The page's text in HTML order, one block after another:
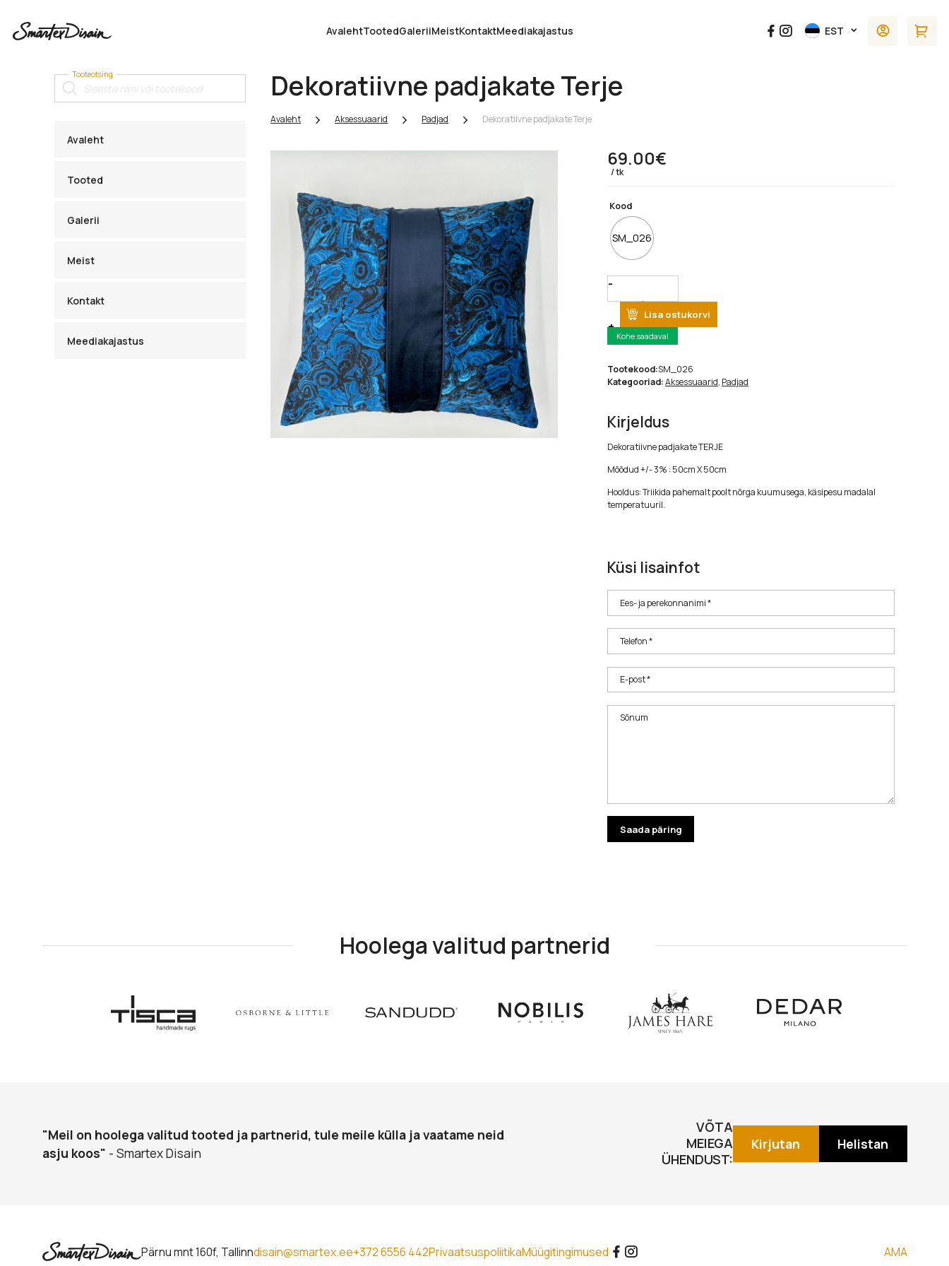
AvalehtTootedGaleriiMeistKontaktMeediakajastus EST
Tooteotsing
Products
search
Avaleht
Tooted
Galerii
Meist
Kontakt
Meediakajastus
Dekoratiivne padjakate Terje
Avaleht Aksessuaarid Padjad Dekoratiivne padjakate Terje
69.00€
tk
Kood
SM_026
Quantity
Lisa ostukorvi
Kohe saadaval
Tootekood:SM_026
Kategooriad:Aksessuaarid, Padjad
Kirjeldus
Dekoratiivne padjakate TERJE
Mõõdud +/- 3% : 50cm X 50cm
Hooldus: Triikida pahemalt poolt nõrga kuumusega, käsipesu madalal
temperatuuril.
Küsi lisainfot
Ees- ja perekonnanimi *
Telefon *
E-post *
Sõnum
Hoolega valitud partnerid
"Meil on hoolega valitud tooted ja partnerid, tule meile külla ja vaatame neid
asju koos" - Smartex Disain
VÕTA
MEIEGA
ÜHENDUST:
Kirjutan Helistan
Pärnu mnt 160f, Tallinndisain@smartex.ee+372 6556 442PrivaatsuspoliitikaMüügitingimused AMA